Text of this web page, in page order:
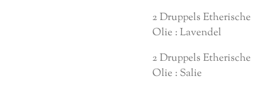
2 Druppels Etherische
Olie : Lavendel
2 Druppels Etherische
Olie : Salie